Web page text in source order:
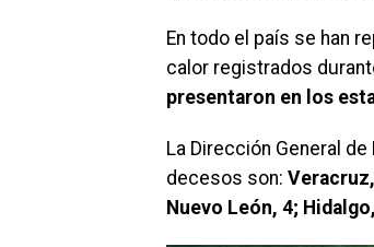
En todo el país se han
calor registrados
presentaron en los
La Dirección General
decesos son:
Nuevo León, 4;